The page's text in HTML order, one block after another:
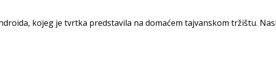
kojeg je tvrtka predstavila na domaćem tajvanskom tržištu.